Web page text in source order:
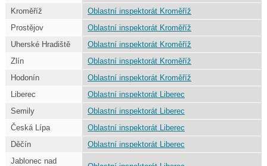
Kroměříž
Oblastní inspektorát Kroměříž
Prostějov
Oblastní inspektorát Kroměříž
Uherské Hradiště
Oblastní inspektorát Kroměříž
Zlín
Oblastní inspektorát Kroměříž
Hodonín
Oblastní inspektorát Kroměříž
Liberec
Oblastní inspektorát Liberec
Semily
Oblastní inspektorát Liberec
Česká Lípa
Oblastní inspektorát Liberec
Děčín
Oblastní inspektorát Liberec
Jablonec nad